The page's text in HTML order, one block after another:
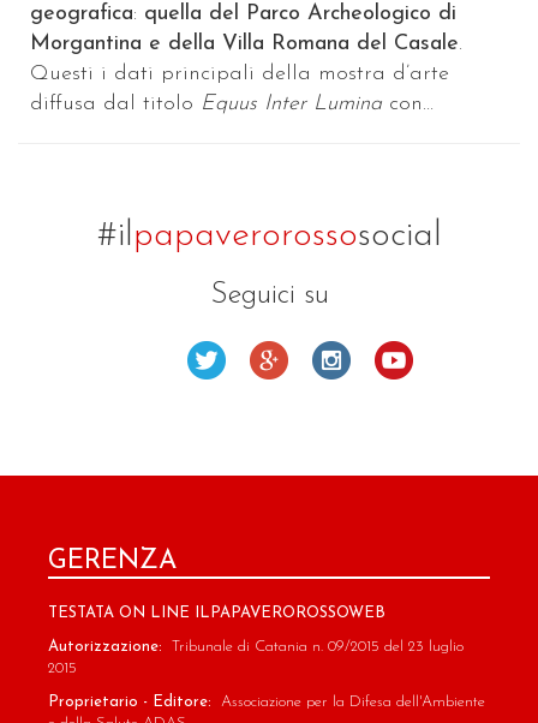
geografica: quella del Parco Archeologico di
Morgantina e della Villa Romana del Casale.
Questi i dati principali della mostra d’arte
diffusa dal titolo Equus Inter Lumina con...
#ilpapaverorossosocial
Seguici su
GERENZA
TESTATA ON LINE ILPAPAVEROROSSOWEB
Autorizzazione: Tribunale di Catania n. 09/2015 del 23 luglio
2015
Proprietario - Editore: Associazione per la Difesa dell'Ambiente